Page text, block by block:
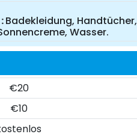
Badekleidung, Handtücher,
Wasser.
€20
€10